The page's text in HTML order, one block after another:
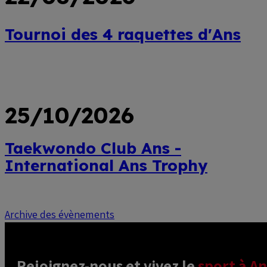
Tournoi des 4 raquettes d'Ans
25/10/2026
Taekwondo Club Ans -
International Ans Trophy
plus
Archive des évènements